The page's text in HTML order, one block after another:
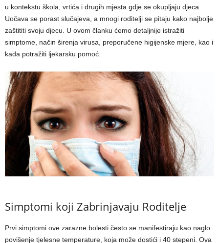
u kontekstu škola, vrtića i drugih mjesta gdje se okupljaju djeca.
Uočava se porast slučajeva, a mnogi roditelji se pitaju kako najbolje
zaštititi svoju djecu. U ovom članku ćemo detaljnije istražiti
simptome, način širenja virusa, preporučene higijenske mjere, kao i
kada potražiti ljekarsku pomoć.
Simptomi koji Zabrinjavaju Roditelje
Prvi simptomi ove zarazne bolesti često se manifestiraju kao naglo
povišenje tjelesne temperature, koja može dostići i 40 stepeni. Ova